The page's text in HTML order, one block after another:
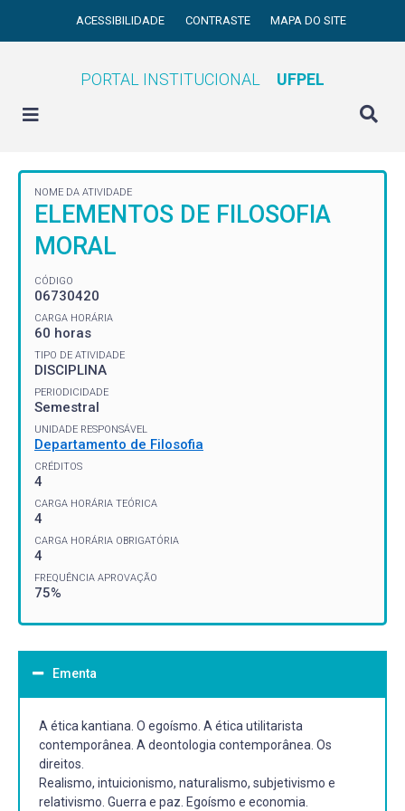
ACESSIBILIDADE CONTRASTE MAPA DO SITE
PORTAL INSTITUCIONAL UFPEL
NOME DA ATIVIDADE
ELEMENTOS DE FILOSOFIA
MORAL
CÓDIGO
06730420
CARGA HORÁRIA
60 horas
TIPO DE ATIVIDADE
DISCIPLINA
PERIODICIDADE
Semestral
UNIDADE RESPONSÁVEL
Departamento de Filosofia
CRÉDITOS
4
CARGA HORÁRIA TEÓRICA
4
CARGA HORÁRIA OBRIGATÓRIA
4
FREQUÊNCIA APROVAÇÃO
75%
Ementa
A ética kantiana. O egoísmo. A ética utilitarista
contemporânea. A deontologia contemporânea. Os
direitos.
Realismo, intuicionismo, naturalismo, subjetivismo e
relativismo. Guerra e paz. Egoísmo e economia.